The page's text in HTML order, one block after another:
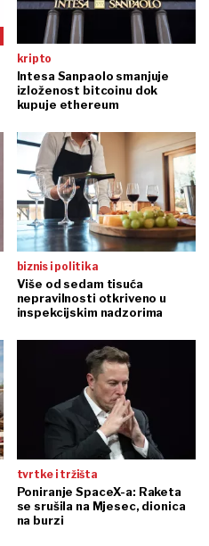
kripto
Intesa Sanpaolo smanjuje
izloženost bitcoinu dok
kupuje ethereum
biznis i politika
Više od sedam tisuća
nepravilnosti otkriveno u
inspekcijskim nadzorima
tvrtke i tržišta
Poniranje SpaceX-a: Raketa
se srušila na Mjesec, dionica
na burzi